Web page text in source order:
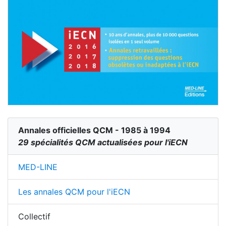
Annales officielles QCM - 1985 à 1994
29 spécialités QCM actualisées pour l'iECN
MED-LINE
Les annales QCM pour l'iECN
Collectif